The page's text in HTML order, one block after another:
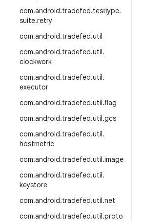
com.android.tradefed.testtype.
suite.retry
com.android.tradefed.util
com.android.tradefed.util.
clockwork
com.android.tradefed.util.
executor
com.android.tradefed.util.flag
com.android.tradefed.util.gcs
com.android.tradefed.util.
hostmetric
com.android.tradefed.util.image
com.android.tradefed.util.
keystore
com.android.tradefed.util.net
com.android.tradefed.util.proto